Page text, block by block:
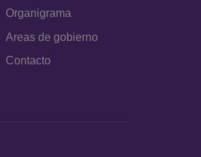
Organigrama
Areas de gobierno
Contacto